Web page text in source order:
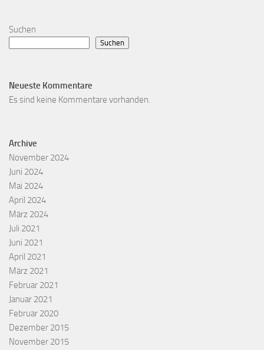
Suchen
Suchen
Neueste Kommentare
Es sind keine Kommentare vorhanden.
Archive
November 2024
Juni 2024
Mai 2024
April 2024
März 2024
Juli 2021
Juni 2021
April 2021
März 2021
Februar 2021
Januar 2021
Februar 2020
Dezember 2015
November 2015